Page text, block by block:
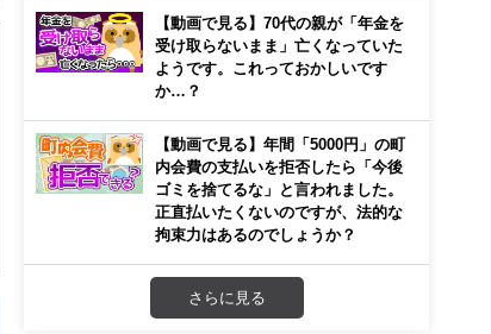
【動画で見る】70代の親が「年金を
受け取らないまま」亡くなっていた
ようです。これっておかしいです
か…？
【動画で見る】年間「5000円」の町
内会費の支払いを拒否したら「今後
ゴミを捨てるな」と言われました。
正直払いたくないのですが、法的な
拘束力はあるのでしょうか？
さらに見る